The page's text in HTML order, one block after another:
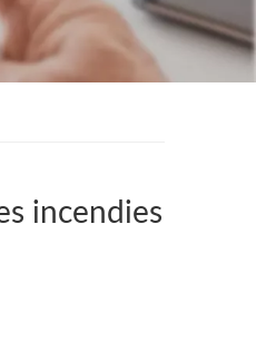
incendies